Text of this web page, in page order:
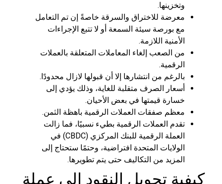
وتخزينها.
معرضة للاختراق والسرقة خاصةً إن تم التعامل
مع بورصة سيئة السمعة أو لا تتبع الإجراءات
الأمنية اللازمة.
من الصعب إلغاء المعاملات المتعلقة بالعملات
الرقمية.
بالرغم من انتشارها إلا أن قبولها لازال محدودًا.
أسعار الصرف متقلبة للغاية، وذلك يؤدي إلى
خسارة قيمتها في بعض الأحيان.
معظم صفقات العملات الرقمية باهظة الثمن.
تقدم العملات الرقمية بطيء نسبيًا، فما زالت
العملة الرقمية للبنك المركزي (CBDC) في
الولايات المتحدة افتراضية، وحتمًا ستحتاج إلى
المزيد من التكاليف حتى يتم تطويرها.
كيفية تحويل النقود إلى عملة